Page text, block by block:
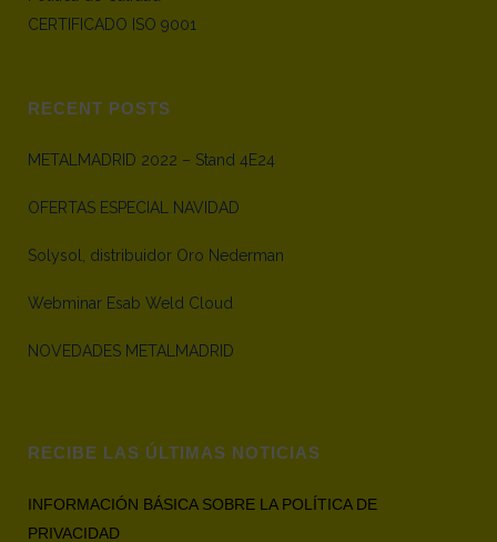
CERTIFICADO ISO 9001
RECENT POSTS
METALMADRID 2022 – Stand 4E24
OFERTAS ESPECIAL NAVIDAD
Solysol, distribuidor Oro Nederman
Webminar Esab Weld Cloud
NOVEDADES METALMADRID
RECIBE LAS ÚLTIMAS NOTICIAS
INFORMACIÓN BÁSICA SOBRE LA POLÍTICA DE
PRIVACIDAD